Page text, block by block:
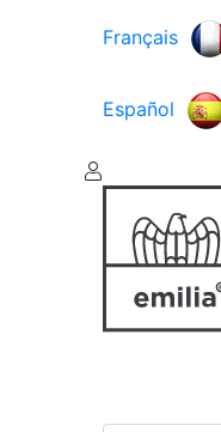
Français
Español